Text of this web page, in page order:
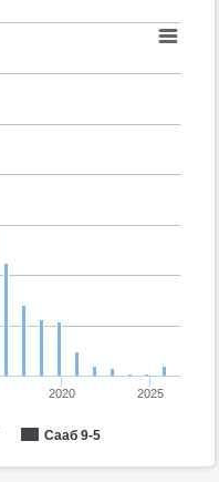
Сааб 9-5
2020 2025